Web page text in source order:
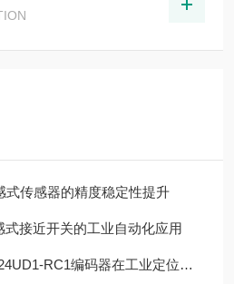
式传感器的精度稳定性提升
式接近开关的工业自动化应用
RC1编码器在工业定位中的应用